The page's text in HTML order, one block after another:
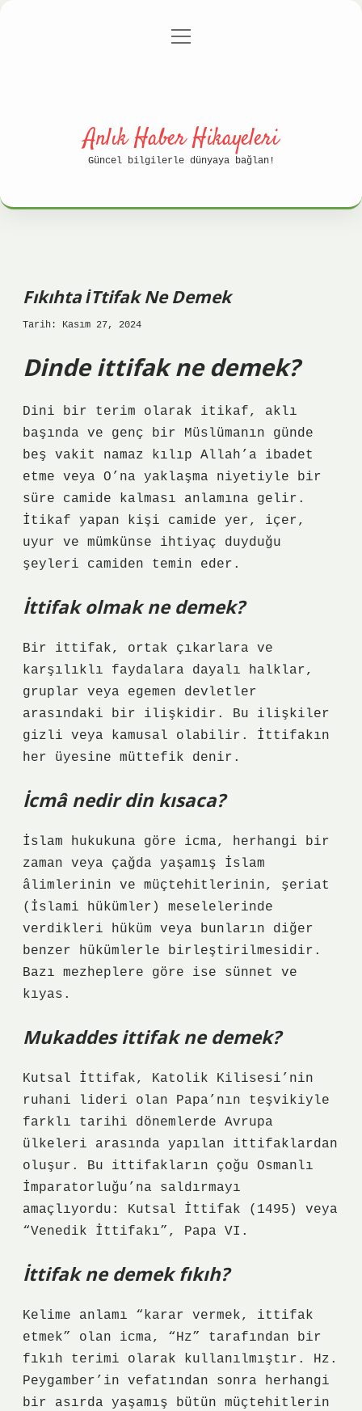
Gizlilik Politikası
menüyü
Anlık Haber Hikayeleri
Güncel bilgilerle dünyaya bağlan!
Fıkıhta İTtifak Ne Demek
Tarih: Kasım 27, 2024
Dinde ittifak ne demek?
Dini bir terim olarak itikaf, aklı
başında ve genç bir Müslümanın günde
beş vakit namaz kılıp Allah’a ibadet
etme veya O’na yaklaşma niyetiyle bir
süre camide kalması anlamına gelir.
İtikaf yapan kişi camide yer, içer,
uyur ve mümkünse ihtiyaç duyduğu
şeyleri camiden temin eder.
İttifak olmak ne demek?
Bir ittifak, ortak çıkarlara ve
karşılıklı faydalara dayalı halklar,
gruplar veya egemen devletler
arasındaki bir ilişkidir. Bu ilişkiler
gizli veya kamusal olabilir. İttifakın
her üyesine müttefik denir.
İcmâ nedir din kısaca?
İslam hukukuna göre icma, herhangi bir
zaman veya çağda yaşamış İslam
âlimlerinin ve müçtehitlerinin, şeriat
(İslami hükümler) meselelerinde
verdikleri hüküm veya bunların diğer
benzer hükümlerle birleştirilmesidir.
Bazı mezheplere göre ise sünnet ve
kıyas.
Mukaddes ittifak ne demek?
Kutsal İttifak, Katolik Kilisesi’nin
ruhani lideri olan Papa’nın teşvikiyle
farklı tarihi dönemlerde Avrupa
ülkeleri arasında yapılan ittifaklardan
oluşur. Bu ittifakların çoğu Osmanlı
İmparatorluğu’na saldırmayı
amaçlıyordu: Kutsal İttifak (1495) veya
“Venedik İttifakı”, Papa VI.
İttifak ne demek fıkıh?
Kelime anlamı “karar vermek, ittifak
etmek” olan icma, “Hz” tarafından bir
fıkıh terimi olarak kullanılmıştır. Hz.
Peygamber’in vefatından sonra herhangi
bir asırda yaşamış bütün müçtehitlerin